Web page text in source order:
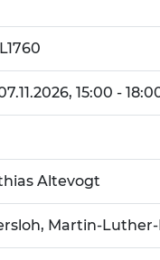
15:00 -
Altevogt
Martin-